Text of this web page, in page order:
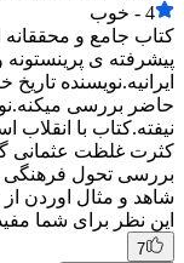
4
- خوب
کتاب جامع و محققانه
پیشرفته ی
ایرانیه.نویسنده
حاضر بررسی
نیفته.کتاب با
کثرت غلظت عثمانی
بررسی تحول فرهنگی
شاهد و مثال اوردن
این نظر برای شما
7